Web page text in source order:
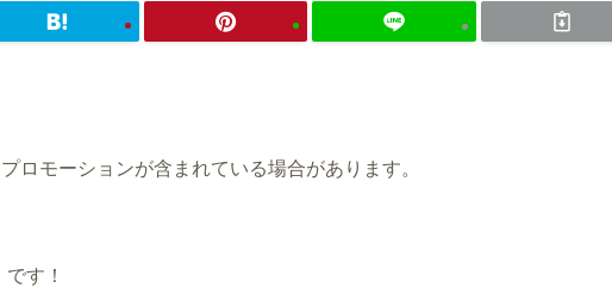
ロモーションが含まれている場合があります。
です！